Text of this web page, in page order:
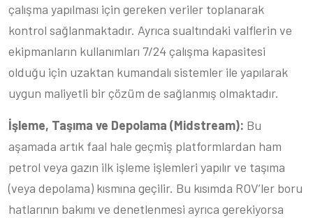
çalışma yapılması için gereken veriler toplanarak
kontrol sağlanmaktadır. Ayrıca sualtındaki valflerin ve
ekipmanların kullanımları 7/24 çalışma kapasitesi
olduğu için uzaktan kumandalı sistemler ile yapılarak
uygun maliyetli bir çözüm de sağlanmış olmaktadır.
İşleme, Taşıma ve Depolama (Midstream): Bu
aşamada artık faal hale geçmiş platformlardan ham
petrol veya gazın ilk işleme işlemleri yapılır ve taşıma
(veya depolama) kısmına geçilir. Bu kısımda ROV’ler boru
hatlarının bakımı ve denetlenmesi ayrıca gerekiyorsa